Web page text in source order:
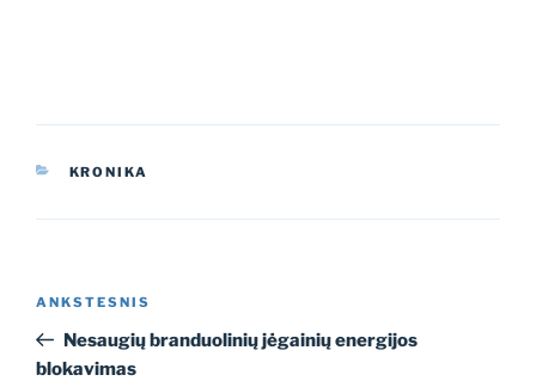
KATEGORIJOS
KRONIKA
įrašų
Ankstesnis
įrašas
ANKSTESNIS
Nesaugių branduolinių jėgainių energijos
blokavimas